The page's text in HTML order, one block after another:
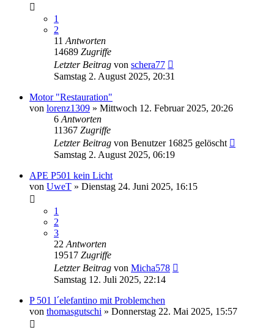
1
2
11 Antworten
14689 Zugriffe
Letzter Beitrag von schera77
Samstag 2. August 2025, 20:31
Motor "Restauration"
von lorenz1309 » Mittwoch 12. Februar 2025, 20:26
6 Antworten
11367 Zugriffe
Letzter Beitrag von Benutzer 16825 gelöscht
Samstag 2. August 2025, 06:19
APE P501 kein Licht
von UweT » Dienstag 24. Juni 2025, 16:15
1
2
3
22 Antworten
19517 Zugriffe
Letzter Beitrag von Micha578
Samstag 12. Juli 2025, 22:14
P 501 l´elefantino mit Problemchen
von thomasgutschi » Donnerstag 22. Mai 2025, 15:57